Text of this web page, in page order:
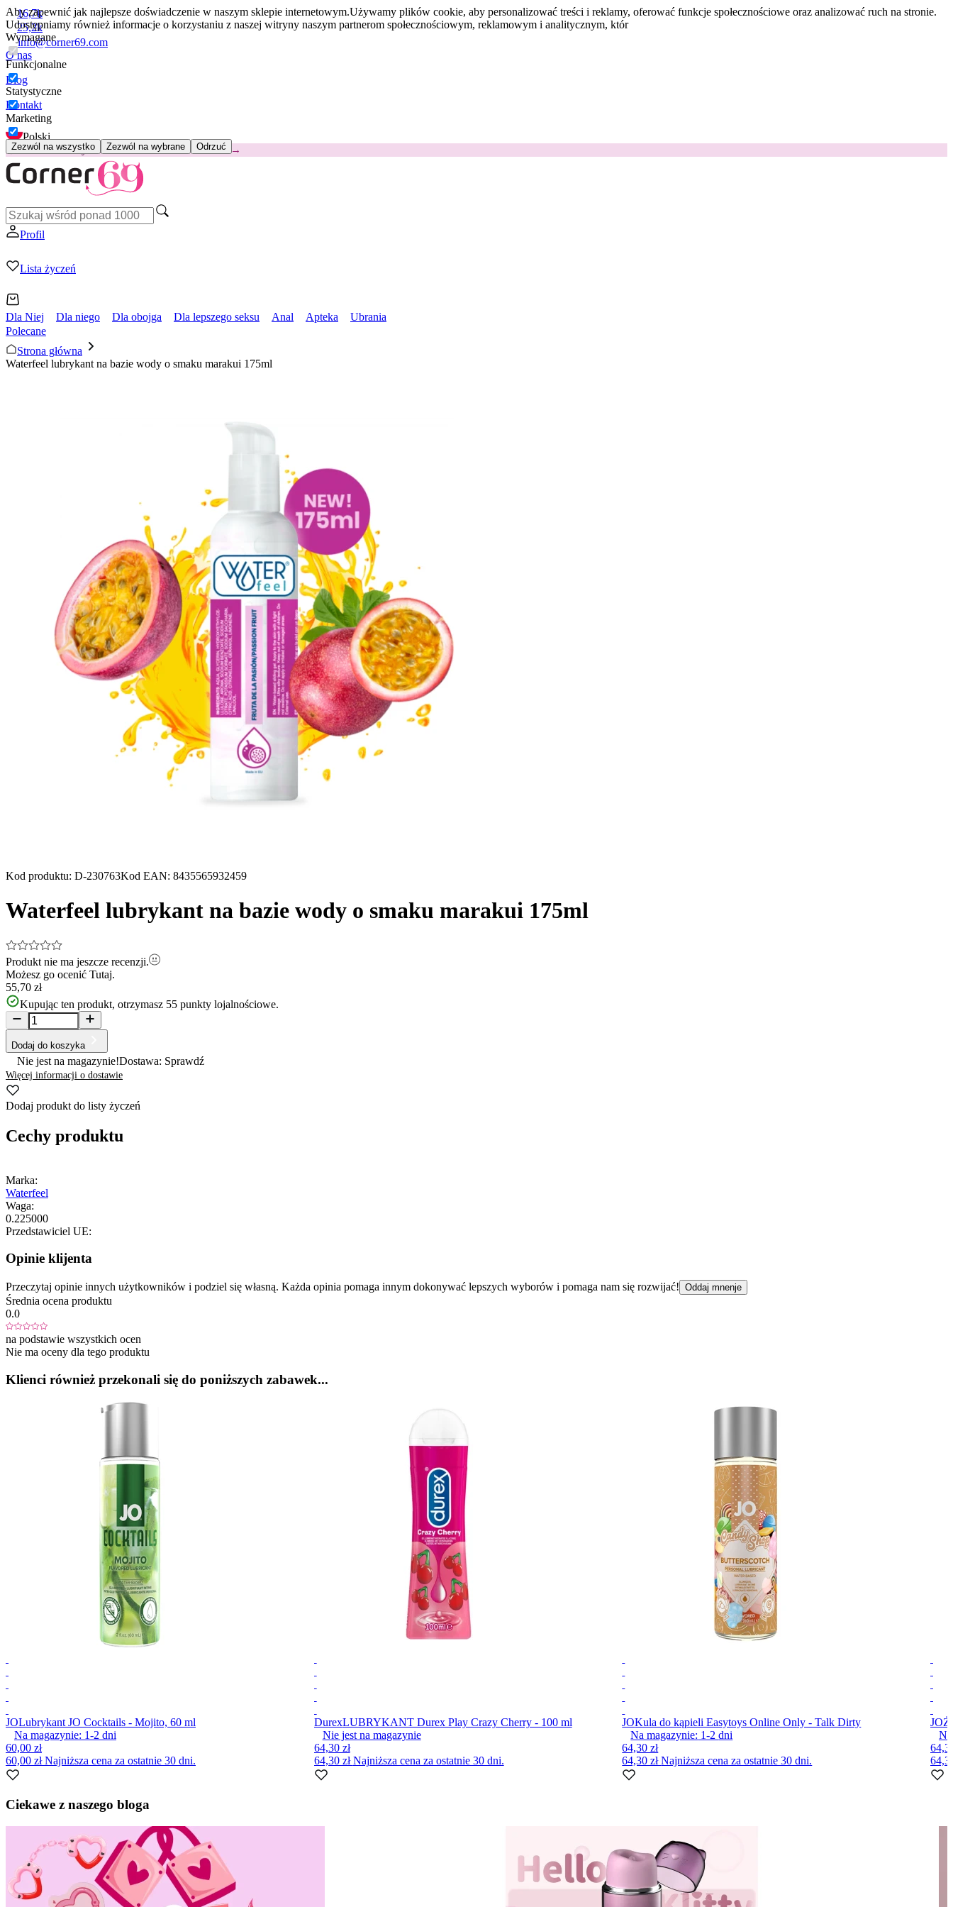
Aby zapewnić jak najlepsze doświadczenie w naszym sklepie internetowym.Używamy plików cookie, aby personalizować treści i reklamy, oferować funkcje społecznościowe oraz analizować ruch na stronie.
Udostępniamy również informacje o korzystaniu z naszej witryny naszym partnerom społecznościowym, reklamowym i analitycznym, któr
Wymagane
Funkcjonalne
Statystyczne
Marketing
Zezwól na wszystko Zezwól na wybrane Odrzuć
16,7k
25,2k
info@corner69.com
O nas
Blog
Kontakt
Polski
😽Svakom Klitty: 65 zł TANIEJKod: KLITTY →
Profil
Lista życzeń
Dla Niej Dla niego Dla obojga Dla lepszego seksu Anal Apteka
Ubrania
Polecane
Strona główna
Waterfeel lubrykant na bazie wody o smaku marakui 175ml
Kod produktu: D-230763Kod EAN: 8435565932459
Waterfeel lubrykant na bazie wody o smaku marakui 175ml
Produkt nie ma jeszcze recenzji.
Możesz go ocenić Tutaj.
55,70 zł
Kupując ten produkt, otrzymasz 55 punkty lojalnościowe.
Dodaj do koszyka
Nie jest na magazynie!Dostawa: Sprawdź
Więcej informacji o dostawie
Dodaj produkt do listy życzeń
Cechy produktu
Marka:
Waterfeel
Waga:
0.225000
Przedstawiciel UE:
Opinie klijenta
Przeczytaj opinie innych użytkowników i podziel się własną. Każda opinia pomaga innym dokonywać lepszych wyborów i pomaga nam się rozwijać! Oddaj mnenje
Średnia ocena produktu
0.0
na podstawie wszystkich ocen
Nie ma oceny dla tego produktu
Klienci również przekonali się do poniższych zabawek...
JOLubrykant JO Cocktails - Mojito, 60 ml
Na magazynie: 1-2 dni
60,00 zł
60,00 złNajniższa cena za ostatnie 30 dni.
DurexLUBRYKANT Durex Play Crazy Cherry - 100 ml
Nie jest na magazynie
64,30 zł
64,30 złNajniższa cena za ostatnie 30 dni.
JOKula do kąpieli Easytoys Online Only - Talk Dirty
Na magazynie: 1-2dni
64,30 zł
64,30 złNajniższa cena za ostatnie 30 dni.
JO
1
10
Ciekawe z naszego bloga